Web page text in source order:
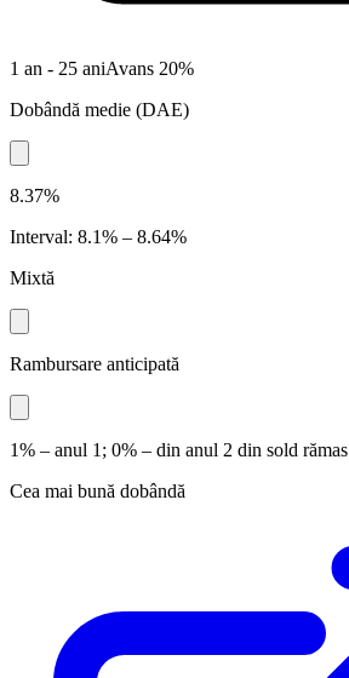
1 an - 25 aniAvans 20%
Dobândă medie (DAE)
8.37%
Interval: 8.1% – 8.64%
Mixtă
Rambursare anticipată
1% – anul 1; 0% – din anul 2 din sold rămas
Cea mai bună dobândă